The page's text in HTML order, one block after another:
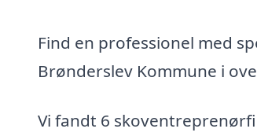
Find en professionel med
Brønderslev Kommune i
Vi fandt 6